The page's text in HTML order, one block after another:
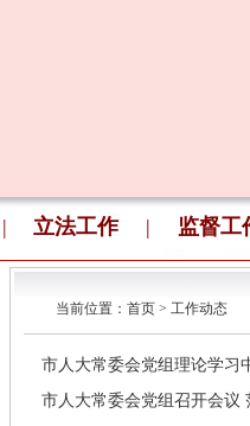
| 立法工作 | 监督工
当前位置： 首页> 工作动态
市人大常委会党组理论学习
市人大常委会党组召开会议